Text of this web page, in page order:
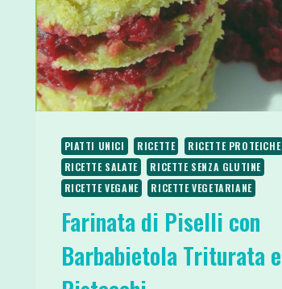
PIATTI UNICI RICETTE
RICETTE PROTEICHE
RICETTE SALATE
RICETTE SENZA GLUTINE
RICETTE VEGANE
RICETTE VEGETARIANE
Farinata di Piselli con
Barbabietola Triturata e